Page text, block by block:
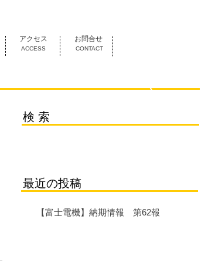
ACCESS CONTACT
アクセス お問合せ
検 索
最近の投稿
【富士電機】納期情報 第62報